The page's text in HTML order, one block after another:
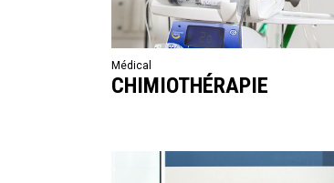
Médical
CHIMIOTHÉRAPIE